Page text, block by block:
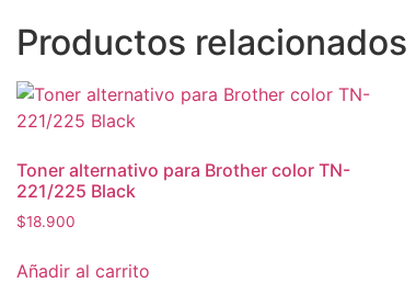
Productos relacionados
Toner alternativo para Brother color TN-
221/225 Black
$18.900
Añadir al carrito